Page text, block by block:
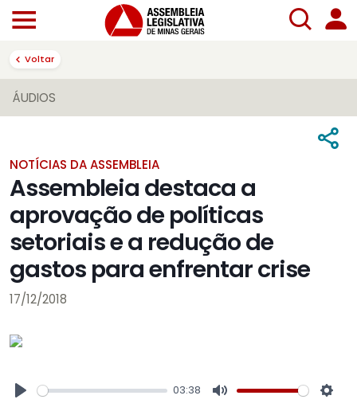
Voltar
ÁUDIOS
NOTÍCIAS DA ASSEMBLEIA
Assembleia destaca a
aprovação de políticas
setoriais e a redução de
gastos para enfrentar crise
17/12/2018
03:38